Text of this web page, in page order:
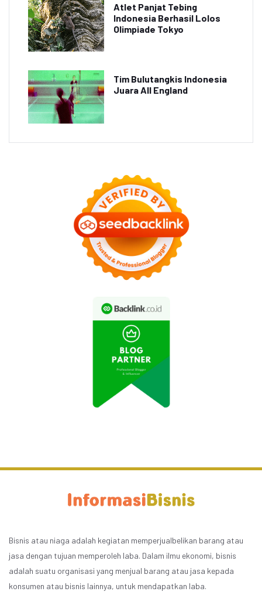
Atlet Panjat Tebing
Indonesia Berhasil Lolos
Olimpiade Tokyo
Tim Bulutangkis Indonesia
Juara All England
Bisnis atau niaga adalah kegiatan memperjualbelikan barang atau
jasa dengan tujuan memperoleh laba. Dalam ilmu ekonomi, bisnis
adalah suatu organisasi yang menjual barang atau jasa kepada
konsumen atau bisnis lainnya, untuk mendapatkan laba.